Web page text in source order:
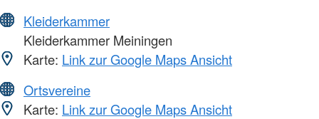
Kleiderkammer
Kleiderkammer Meiningen
Karte: Link zur Google Maps Ansicht
Ortsvereine
Karte: Link zur Google Maps Ansicht